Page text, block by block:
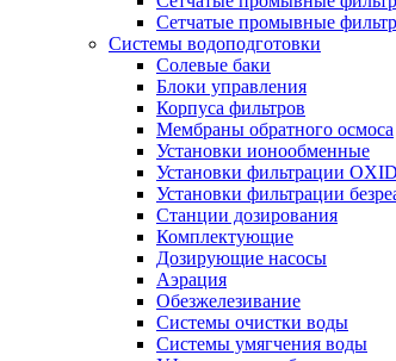
Сетчатые промывные
Системы водоподготовки
Солевые баки
Блоки управления
Корпуса фильтров
Мембраны обратного осмоса
Установки ионообменные
Установки фильтрации
Установки фильтрации
Станции дозирования
Комплектующие
Дозирующие насосы
Аэрация
Обезжелезивание
Системы очистки воды
Системы умягчения воды